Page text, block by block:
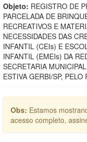
Objeto: REGISTRO DE
PARCELADA DE
RECREATIVOS E
NECESSIDADES DAS
INFANTIL (CEIs) E
INFANTIL (EMEIs) DA
SECRETARIA
ESTIVA GERBI/SP,
Obs: Estamos
acesso completo,